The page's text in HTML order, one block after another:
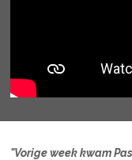
"Vorige week kwam